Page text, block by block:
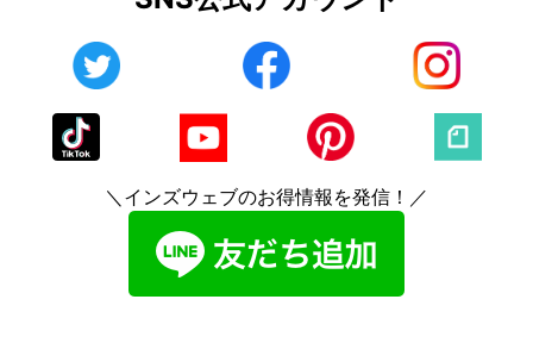
＼インズウェブのお得情報を発信！／